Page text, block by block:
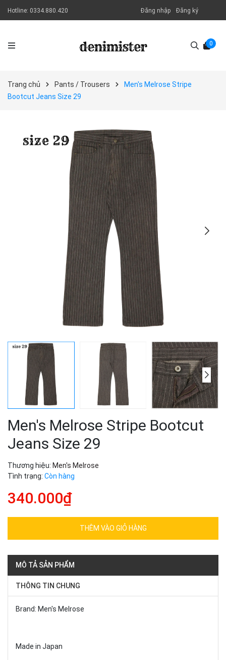
Hotline: 0334.880.420 Đăng nhập Đăng ký
0
Trang chủ Pants / Trousers
Men's Melrose Stripe
Bootcut Jeans Size 29
Men's Melrose Stripe Bootcut
Jeans Size 29
Thương hiệu: Men's Melrose
Tình trạng: Còn hàng
340.000₫
THÊM VÀO GIỎ HÀNG
MÔ TẢ SẢN PHẨM
THÔNG TIN CHUNG
Brand: Men's Melrose
Made in Japan